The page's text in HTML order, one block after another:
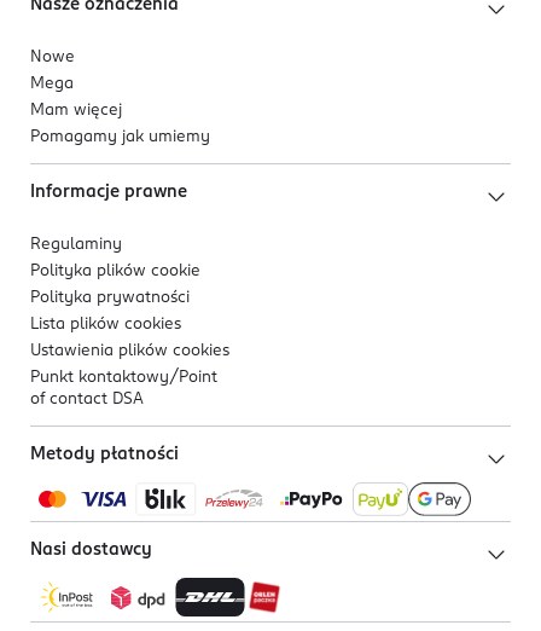
Nasze oznaczenia
Nowe
Mega
Mam więcej
Pomagamy jak umiemy
Informacje prawne
Regulaminy
Polityka plików cookie
Polityka prywatności
Lista plików cookies
Ustawienia plików cookies
Punkt kontaktowy/ Point
of contact DSA
Metody płatności
Nasi dostawcy